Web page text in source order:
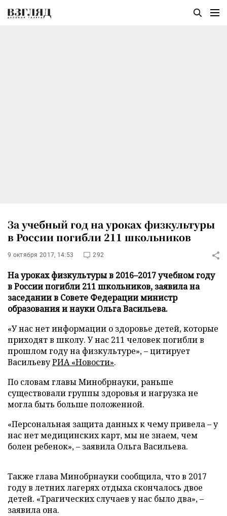
За учебный год на уроках физкультуры
в России погибли 211 школьников
9 октября 2017, 14:53 292
На уроках физкультуры в 2016–2017 учебном году
в России погибли 211 школьников, заявила на
заседании в Совете Федерации министр
образования и науки Ольга Васильева.
«У нас нет информации о здоровье детей, которые
приходят в школу. У нас 211 человек погибли в
прошлом году на физкультуре», – цитирует
ВасильевуРИА «Новости».
По словам главы Минобрнауки, раньше
существовали группы здоровья и нагрузка не
могла быть больше положенной.
«Персональная защита данных к чему привела – у
нас нет медицинских карт, мы не знаем, чем
болен ребенок», – заявила Ольга Васильева.
Также глава Минобрнауки сообщила, что в 2017
году в летних лагерях отдыха скончалось двое
детей. «Трагических случаев у нас было два», –
заявила она.